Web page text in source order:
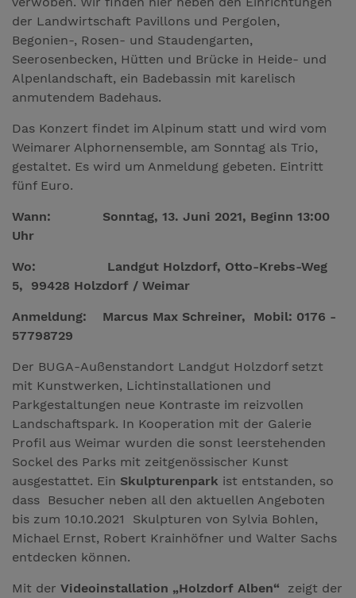
der Landwirtschaft Pavillons und Pergolen,
Begonien-, Rosen- und Staudengarten,
Seerosenbecken, Hütten und Brücke in Heide- und
Alpenlandschaft, ein Badebassin mit karelisch
anmutendem Badehaus.
Das Konzert findet im Alpinum statt und wird vom
Weimarer Alphornensemble, am Sonntag als Trio,
gestaltet. Es wird um Anmeldung gebeten. Eintritt
fünf Euro.
Wann: Sonntag, 13. Juni 2021, Beginn 13:00
Uhr
Wo: Landgut Holzdorf, Otto-Krebs-Weg
5, 99428 Holzdorf / Weimar
Anmeldung: Marcus Max Schreiner, Mobil: 0176 -
57798729
Der BUGA-Außenstandort Landgut Holzdorf setzt
mit Kunstwerken, Lichtinstallationen und
Parkgestaltungen neue Kontraste im reizvollen
Landschaftspark. In Kooperation mit der Galerie
Profil aus Weimar wurden die sonst leerstehenden
Sockel des Parks mit zeitgenössischer Kunst
ausgestattet. Ein Skulpturenpark ist entstanden, so
dass Besucher neben all den aktuellen Angeboten
bis zum 10.10.2021 Skulpturen von Sylvia Bohlen,
Michael Ernst, Robert Krainhöfner und Walter Sachs
entdecken können.
Mit der Videoinstallation „Holzdorf Alben“ zeigt der